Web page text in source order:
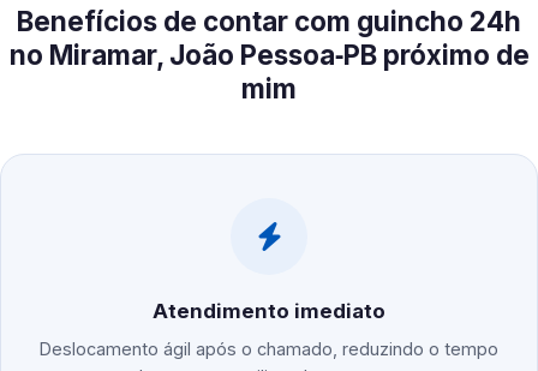
Benefícios de contar com guincho 24h
no Miramar, João Pessoa‑PB próximo de
mim
Atendimento imediato
Deslocamento ágil após o chamado, reduzindo o tempo